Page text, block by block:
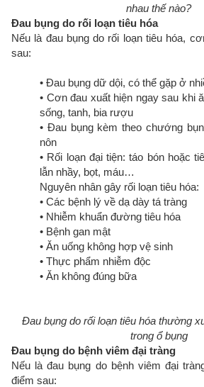
nhau thế nào?
Đau bụng do rối loạn tiêu hóa
Nếu là đau bụng do rối loạn tiêu hóa,
sau:
• Đau bụng dữ dội, có thể gặp ở
• Cơn đau xuất hiện ngay sau khi
sống, tanh, bia rượu
• Đau bụng kèm theo chướng
nôn
• Rối loạn đại tiện: táo bón hoặc
lẫn nhầy, bọt, máu…
Nguyên nhân gây rối loạn tiêu hóa:
• Các bệnh lý về dạ dày tá tràng
• Nhiễm khuẩn đường tiêu hóa
• Bệnh gan mật
• Ăn uống không hợp vệ sinh
• Thực phẩm nhiễm độc
• Ăn không đúng bữa
Đau bụng do rối loạn tiêu hóa thường
trong ổ bụng
Đau bụng do bệnh viêm đại tràng
Nếu là đau bụng do bệnh viêm đại
điểm sau: